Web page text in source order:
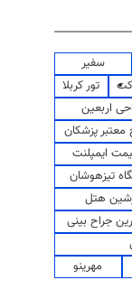
سفیر
تور کربلا
اربعین
پزشکان
ایمپلنت
تیزهوشان
هتل
جراح بینی
مهرینو